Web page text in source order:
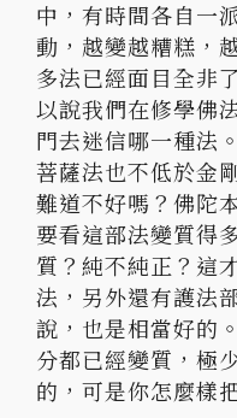
中，有時間各自一
動，越變越糟糕，
多法已經面目全非
以說我們在修學佛
門去迷信哪一種法。
菩薩法也不低於金
難道不好嗎？佛陀
要看這部法變質得
質？純不純正？ 這
法，另外還有護法
說，也是相當好的
分都已經變質，極
的， 可是你怎麼樣